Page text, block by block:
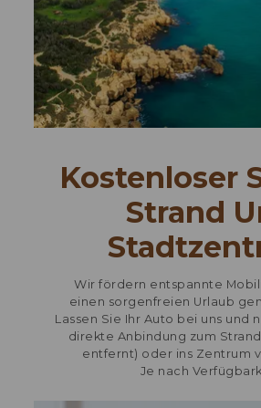
Kostenloser
Strand
Wir fördern entspannte
einen sorgenfreien Urlaub
Lassen Sie Ihr Auto bei uns und
direkte Anbindung zum
entfernt) oder ins Zentrum
Je nach